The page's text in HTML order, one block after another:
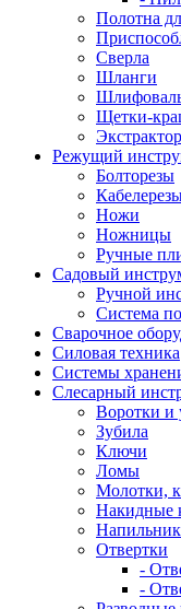
Полотна
Сверла
Шланги
Щетки-
Режущий
Болторезы
Ножи
Ножницы
Ручные
Садовый
Ручной
Система
Сварочное
Силовая техника
Системы
Слесарный
Воротки и
Зубила
Ключи
Ломы
Молотки,
Накидные
Отвертки
-
-